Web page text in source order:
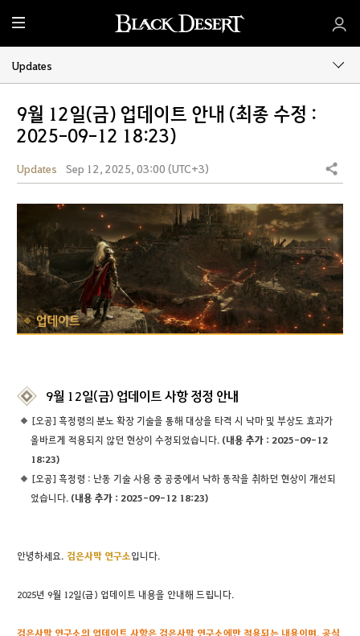
M
e
n
u
Updates
9월 12일(금) 업데이트 안내 (최종 수정 :
2025-09-12 18:23)
Updates Sep 12, 2025, 03:00 (UTC+3) Share
9월 12일(금) 업데이트 사항 정정 안내
[오공] 흑정령의 분노 확장 기술을 통해 대상을 타격 시 낙마 및 부상도 효과가
올바르게 적용되지 않던 현상이 수정되었습니다. (내용 추가 : 2025-09-12
18:23)
[오공] 흑정령 : 난동 기술 사용 중 공중에서 낙하 동작을 취하던 현상이 개선되
었습니다. (내용 추가 : 2025-09-12 18:23)
안녕하세요. 검은사막 연구소입니다.
2025년 9월 12일(금) 업데이트 내용을 안내해 드립니다.
검은사막 연구소의 업데이트 사항은 검은사막 연구소에만 적용되는 내용이며, 공식